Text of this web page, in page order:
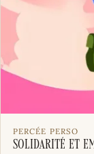
PERCÉE PERSO
Solidarité et